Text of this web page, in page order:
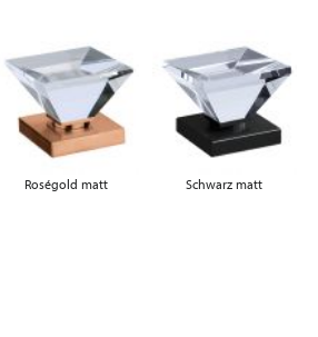
Roségold matt Schwarz matt